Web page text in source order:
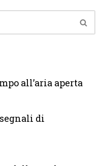
all’aria aperta
di